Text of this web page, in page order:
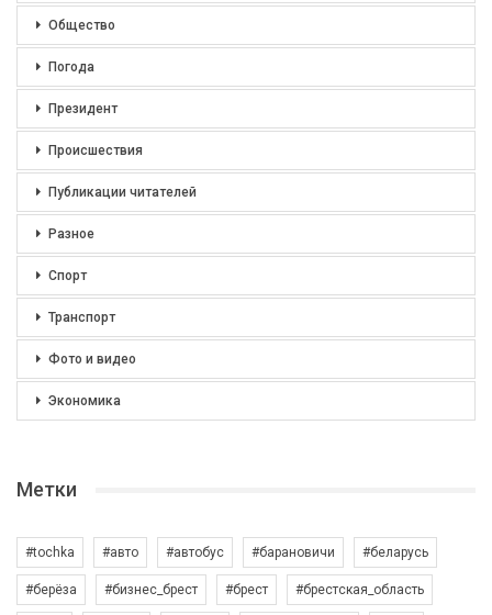
Общество
Погода
Президент
Происшествия
Публикации читателей
Разное
Спорт
Транспорт
Фото и видео
Экономика
Метки
#tochka #авто #автобус #барановичи #беларусь
#берёза #бизнес_брест #брест #брестская_область